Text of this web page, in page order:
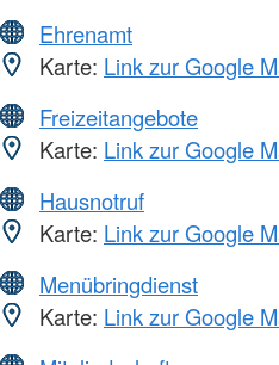
Ehrenamt
Karte: Link zur Google
Freizeitangebote
Karte: Link zur Google
Hausnotruf
Karte: Link zur Google
Menübringdienst
Karte: Link zur Google